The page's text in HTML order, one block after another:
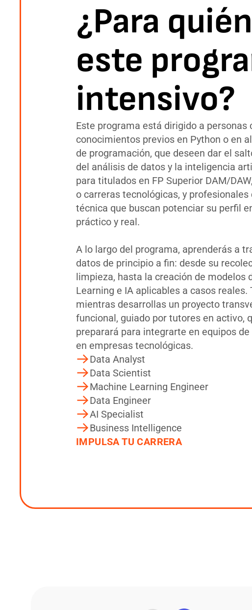
¿Para
este
intensivo?
Este programa está dirigido a personas
conocimientos previos en Python o en
de programación, que deseen dar el
del análisis de datos y la inteligencia
para titulados en FP Superior DAM/
o carreras tecnológicas, y profesionales
técnica que buscan potenciar su perfil
práctico y real.
A lo largo del programa, aprenderás a
datos de principio a fin: desde su
limpieza, hasta la creación de modelos
Learning e IA aplicables a casos reales.
mientras desarrollas un proyecto
funcional, guiado por tutores en activo,
preparará para integrarte en equipos de
en empresas tecnológicas.
Data Analyst
Data Scientist
Machine Learning Engineer
Data Engineer
AI Specialist
Business Intelligence
IMPULSA TU CARRERA